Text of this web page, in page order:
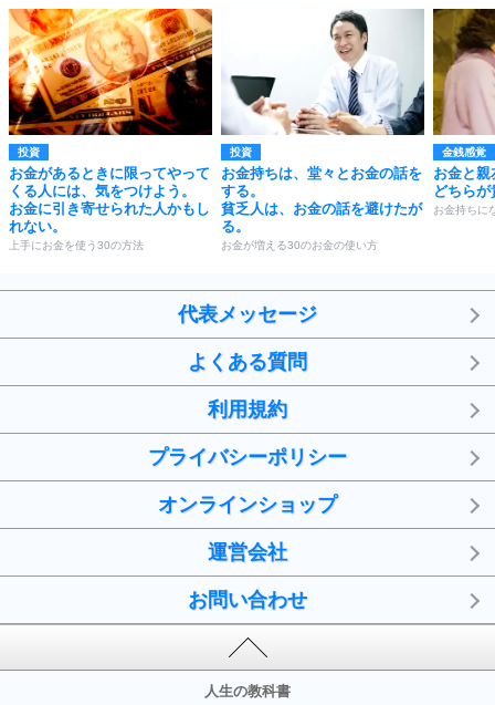
投資
お金があるときに限ってやって
くる人には、気をつけよう。
お金に引き寄せられた人かもし
れない。
上手にお金を使う30の方法
投資
お金持ちは、堂々とお金の話を
する。
貧乏人は、お金の話を避けたが
る。
お金が増える30のお金の使い方
金銭感覚
お金と親
どちら
お金持ちに
代表メッセージ
よくある質問
利用規約
プライバシーポリシー
オンラインショップ
運営会社
お問い合わせ
人生の教科書